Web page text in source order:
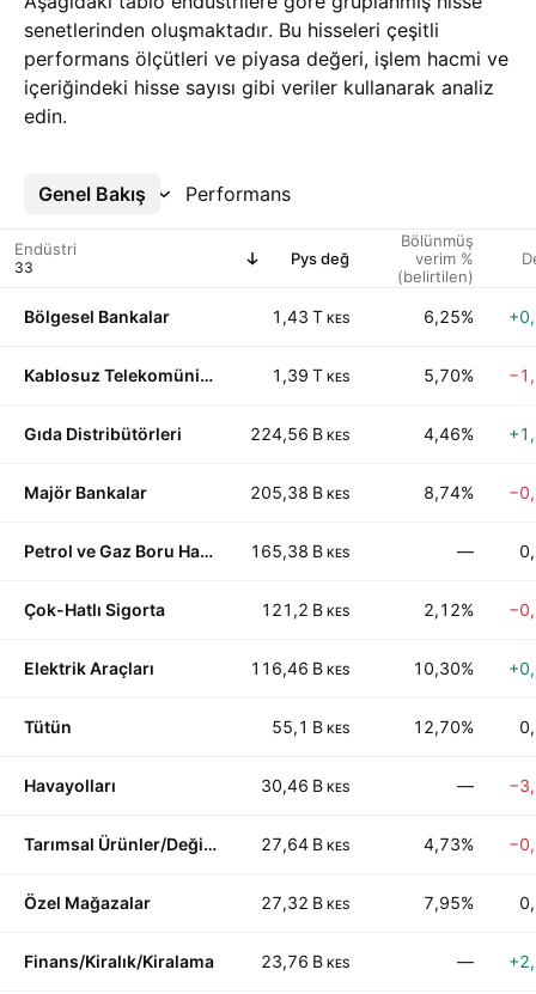
senetlerinden oluşmaktadır. Bu hisseleri çeşitli
performans ölçütleri ve piyasa değeri, işlem hacmi ve
içeriğindeki hisse sayısı gibi veriler kullanarak analiz
edin.
Genel Bakış Performans
Daha Fazla
Endüstri Pys değ
Bölünmüş
verim %
(belirtilen)
Bölgesel Bankalar 1,43 T KES 6,25%
Kablosuz Telekomünikasyon 1,39 T KES 5,70%
Gıda Distribütörleri 224,56 B KES 4,46%
Majör Bankalar 205,38 B KES 8,74%
Petrol ve Gaz Boru Hatları 165,38 B KES —
Çok-Hatlı Sigorta 121,2 B KES 2,12%
Elektrik Araçları 116,46 B KES 10,30%
Tütün 55,1 B KES 12,70%
Havayolları 30,46 B KES —
Tarımsal Ürünler/Değirmencilik 27,64 B KES 4,73%
Özel Mağazalar 27,32 B KES 7,95%
Finans/Kiralık/Kiralama 23,76 B KES —